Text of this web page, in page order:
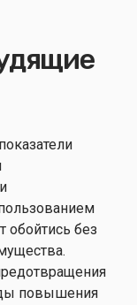
обойтись без
повышения